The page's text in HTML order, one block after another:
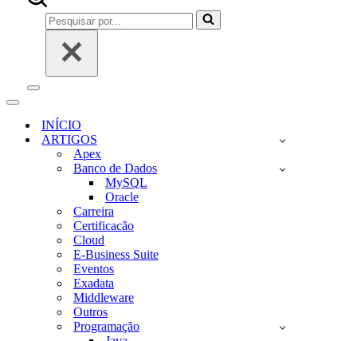
Pesquisar
por...
Menu
navegação
Menu
navegaçãoINÍCIO
ARTIGOS
Apex
Banco de Dados
MySQL
Oracle
Carreira
Certificacão
Cloud
E-Business Suite
Eventos
Exadata
Middleware
Outros
Programação